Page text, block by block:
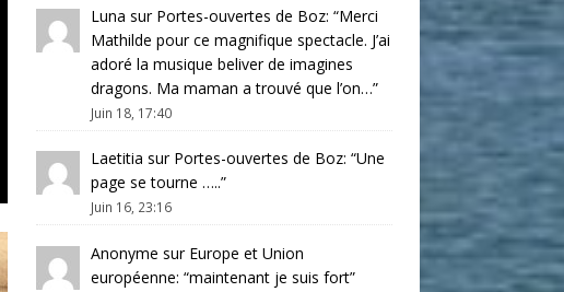
Luna sur Portes-ouvertes de Boz: “Merci
Mathilde pour ce magnifique spectacle. J’ai
adoré la musique beliver de imagines
dragons. Ma maman a trouvé que l’on…”
Juin 18, 17:40
Laetitia sur Portes-ouvertes de Boz: “Une
page se tourne …..”
Juin 16, 23:16
Anonyme sur Europe et Union
européenne: “maintenant je suis fort”